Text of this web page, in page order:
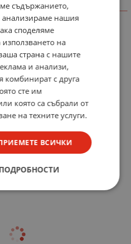
съдържанието,
анализираме нашия
споделяме
на
страна с нашите
и анализи,
комбинират с друга
сте им
която са събрали от
на техните услуги.
ВСИЧКИ